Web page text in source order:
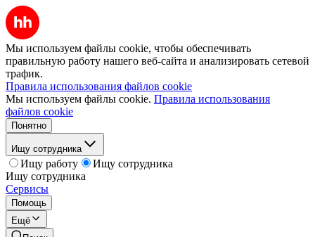
Мы используем файлы cookie, чтобы обеспечивать
правильную работу нашего веб-сайта и анализировать сетевой
трафик.
Правила использования файлов cookie
Мы используем файлы cookie. Правила использования
файлов cookie
Понятно
Ищу сотрудника
Ищу работу
Ищу сотрудника
Ищу сотрудника
Сервисы
Помощь
Ещё